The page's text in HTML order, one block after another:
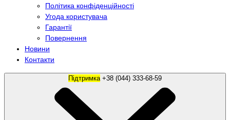
Політика конфіденційності
Угода користувача
Гарантії
Повернення
Новини
Контакти
Підтримка